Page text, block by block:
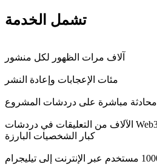
تشمل الخدمة
آلاف مرات الظهور لكل منشور
مئات الإعجابات وإعادة النشر
محادثة مباشرة على دردشات المشروع
الآلاف من التعليقات في دردشات Web3 والقنوات وتحت منشورات
كبار الشخصيات البارزة